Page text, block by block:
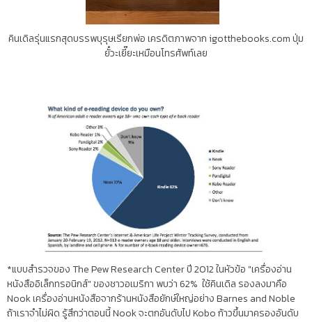
คินเดิลรุ่นแรกสุดบรรพบุรุษเรียกพ่อ เครดิตภาพจาก igotthebooks.com ปุ่ม
ยัํวะเยี๊ยะเหมือนโทรศัพท์เลย
*แบบสำรวจของ The Pew Research Center ปี 2012 ในหัวข้อ "เครื่องอ่าน
หนังสืออิเล็กทรอนิกส์" ของชาวอเมริกา พบว่า 62% ใช้คินเดิล รองลงมาคือ
Nook เครื่องอ่านหนังสือจากร้านหนังสือยักษ์ใหญ่อย่าง Barnes and Noble
ถ้าเราจำไม่ผิด รู้สึกว่าตอนนี้ Nook จะตกอันดับไป Kobo ก้าวขึ้นมาครองอันดับ